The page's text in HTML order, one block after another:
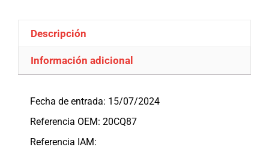
Descripción
Información adicional
Fecha de entrada: 15/07/2024
Referencia OEM: 20CQ87
Referencia IAM: